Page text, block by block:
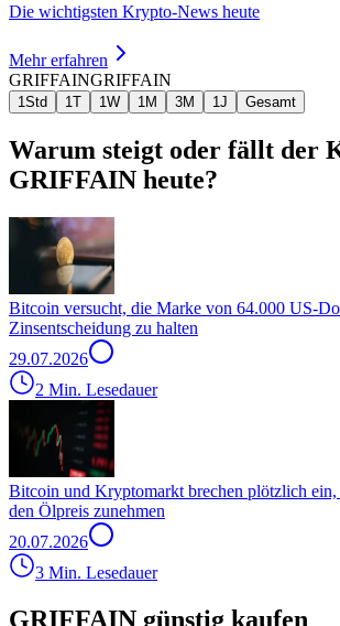
Die wichtigsten Krypto-News heute
Mehr erfahren
GRIFFAINGRIFFAIN
1Std 1T 1W 1M 3M 1J Gesamt
Warum steigt oder fällt der
GRIFFAIN heute?
Bitcoin versucht, die Marke von 64.000 US-
Zinsentscheidung zu halten
29.07.2026
2 Min. Lesedauer
Bitcoin und Kryptomarkt brechen plötzlich ein,
den Ölpreis zunehmen
20.07.2026
3 Min. Lesedauer
GRIFFAIN günstig kaufen